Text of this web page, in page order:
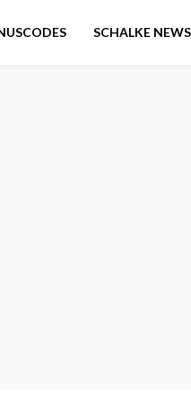
SCHALKE NEWS